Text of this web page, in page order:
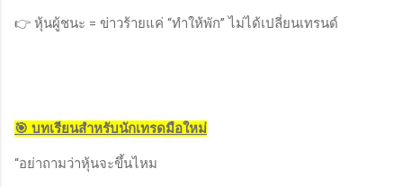
👉 หุ้นผู้ชนะ = ข่าวร้ายแค่ “ทำให้พัก” ไม่ได้เปลี่ยนเทรนด์
🎯 บทเรียนสำหรับนักเทรดมือใหม่
“อย่าถามว่าหุ้นจะขึ้นไหม